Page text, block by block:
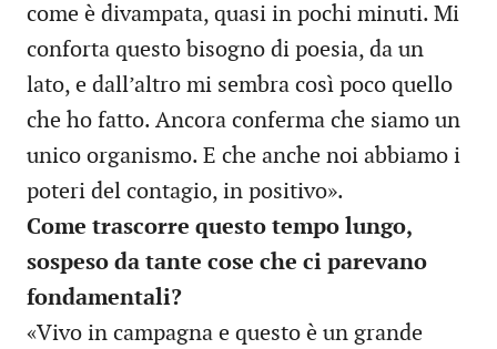
come è divampata, quasi in pochi minuti. Mi
conforta questo bisogno di poesia, da un
lato, e dall’altro mi sembra così poco quello
che ho fatto. Ancora conferma che siamo un
unico organismo. E che anche noi abbiamo i
poteri del contagio, in positivo».
Come trascorre questo tempo lungo,
sospeso da tante cose che ci parevano
fondamentali?
«Vivo in campagna e questo è un grande